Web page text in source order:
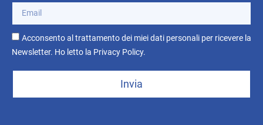
Acconsento al trattamento dei miei dati personali per ricevere la
Newsletter. Ho letto la Privacy Policy.
Invia